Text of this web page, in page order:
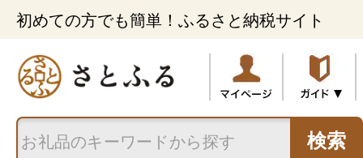
初めての方でも簡単！ふるさと納税サイト
検索